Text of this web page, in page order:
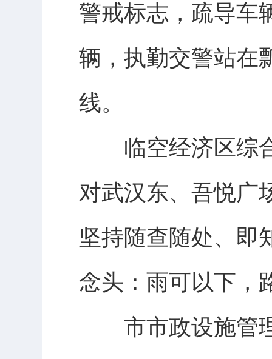
警戒标志，疏导车
辆，执勤交警站在
线。
临空经济区综合
对武汉东、吾悦广
坚持随查随处、即
念头：雨可以下，
市市政设施管理